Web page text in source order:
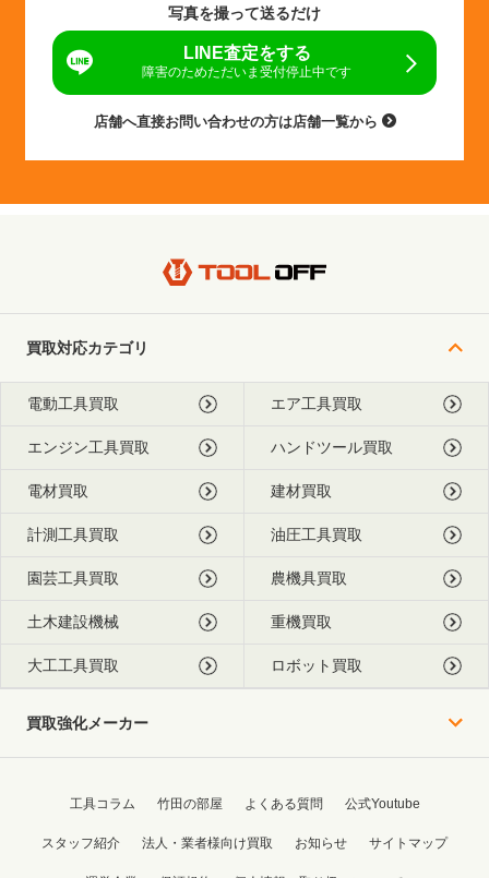
写真を撮って送るだけ
LINE査定をする
障害のためただいま受付停止中です
店舗へ直接お問い合わせの方は店舗一覧から
買取対応カテゴリ
電動工具買取 エア工具買取
エンジン工具買取 ハンドツール買取
電材買取 建材買取
計測工具買取 油圧工具買取
園芸工具買取 農機具買取
土木建設機械 重機買取
大工工具買取 ロボット買取
買取強化メーカー
工具コラム 竹田の部屋 よくある質問 公式Youtube
スタッフ紹介 法人・業者様向け買取 お知らせ サイトマップ